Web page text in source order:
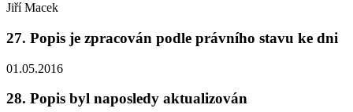
Jiří Macek
27. Popis je zpracován podle právního stavu ke dni
01.05.2016
28. Popis byl naposledy aktualizován